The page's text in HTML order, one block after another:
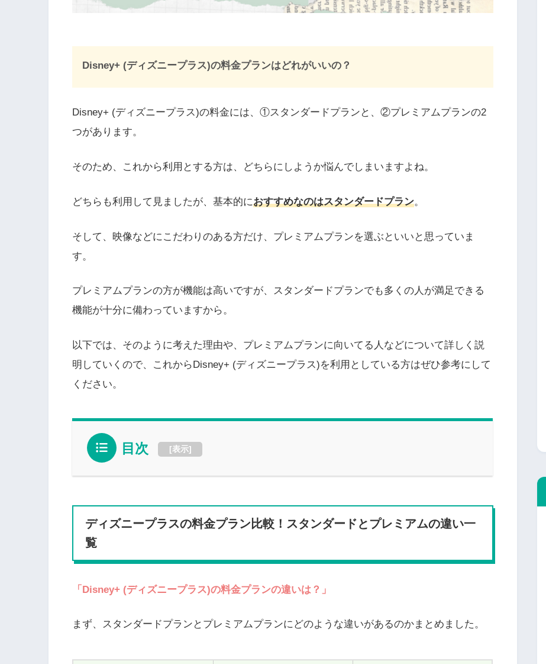
Disney+ (ディズニープラス)の料金プランはどれがいいの？
Disney+ (ディズニープラス)の料金には、①スタンダードプランと、②プレミアムプランの2
つがあります。
そのため、これから利用とする方は、どちらにしようか悩んでしまいますよね。
どちらも利用して見ましたが、基本的におすすめなのはスタンダードプラン。
そして、映像などにこだわりのある方だけ、プレミアムプランを選ぶといいと思っていま
す。
プレミアムプランの方が機能は高いですが、スタンダードプランでも多くの人が満足できる
機能が十分に備わっていますから。
以下では、そのように考えた理由や、プレミアムプランに向いてる人などについて詳しく説
明していくので、これからDisney+ (ディズニープラス)を利用としている方はぜひ参考にして
ください。
目次 [表示]
ディズニープラスの料金プラン比較！スタンダードとプレミアムの違い一
覧
「Disney+ (ディズニープラス)の料金プランの違いは？」
まず、スタンダードプランとプレミアムプランにどのような違いがあるのかまとめました。